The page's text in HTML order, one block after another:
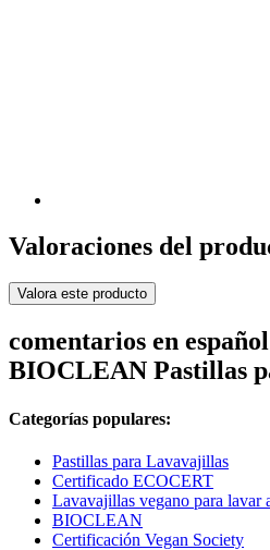
Valoraciones del
Valora este producto
comentarios en
BIOCLEAN Pastillas
Categorías populares:
Pastillas para Lavavajillas
Certificado ECOCERT
Lavavajillas vegano para lavar
BIOCLEAN
Certificación Vegan Society